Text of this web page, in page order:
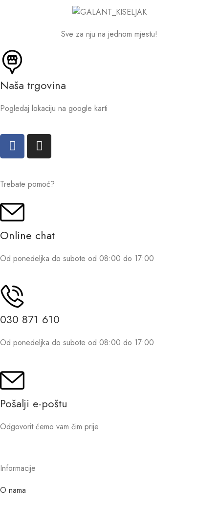
Sve za nju na jednom mjestu!
Naša trgovina
Pogledaj lokaciju na google karti
Trebate pomoć?
Online chat
Od ponedeljka do subote od 08:00 do 17:00
030 871 610
Od ponedeljka do subote od 08:00 do 17:00
Pošalji e-poštu
Odgovorit ćemo vam čim prije
Informacije
O nama